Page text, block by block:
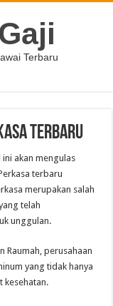
Terbaru
Terbaru
ini akan mengulas
terbaru
merupakan salah
telah
unggulan.
Raumah, perusahaan
yang tidak hanya
kesehatan.